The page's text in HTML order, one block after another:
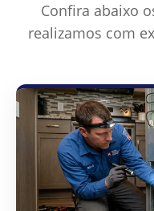
Confira abaixo
realizamos com